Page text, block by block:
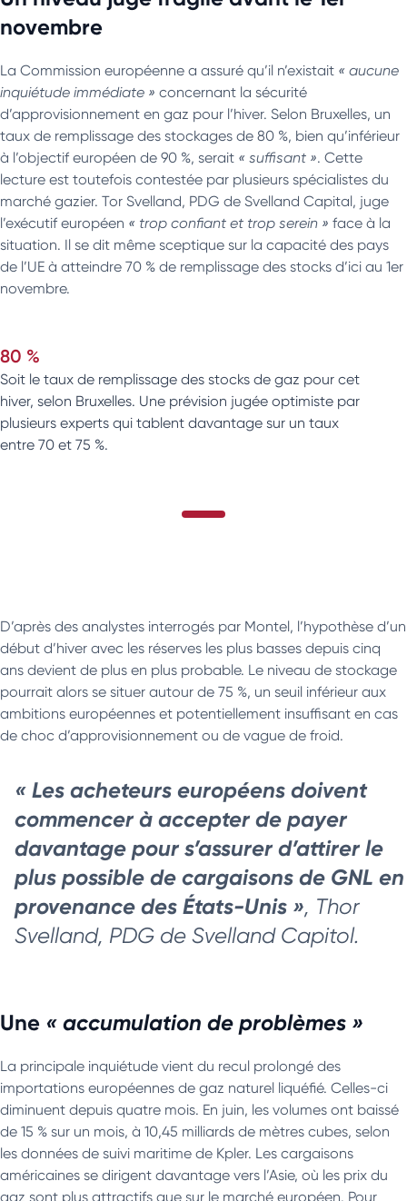
novembre
La Commission européenne a assuré qu’il n’existait « aucune
inquiétude immédiate » concernant la sécurité
d’approvisionnement en gaz pour l’hiver. Selon Bruxelles, un
taux de remplissage des stockages de 80 %, bien qu’inférieur
à l’objectif européen de 90 %, serait « suffisant ». Cette
lecture est toutefois contestée par plusieurs spécialistes du
marché gazier. Tor Svelland, PDG de Svelland Capital, juge
l’exécutif européen « trop confiant et trop serein » face à la
situation. Il se dit même sceptique sur la capacité des pays
de l’UE à atteindre 70 % de remplissage des stocks d’ici au 1er
novembre.
80 %
Soit le taux de remplissage des stocks de gaz pour cet
hiver, selon Bruxelles. Une prévision jugée optimiste par
plusieurs experts qui tablent davantage sur un taux
entre 70 et 75 %.
D’après des analystes interrogés par Montel, l’hypothèse d’un
début d’hiver avec les réserves les plus basses depuis cinq
ans devient de plus en plus probable. Le niveau de stockage
pourrait alors se situer autour de 75 %, un seuil inférieur aux
ambitions européennes et potentiellement insuffisant en cas
de choc d’approvisionnement ou de vague de froid.
« Les acheteurs européens doivent
commencer à accepter de payer
davantage pour s’assurer d’attirer le
plus possible de cargaisons de GNL en
provenance des États-Unis », Thor
Svelland, PDG de Svelland Capitol.
Une « accumulation de problèmes »
La principale inquiétude vient du recul prolongé des
importations européennes de gaz naturel liquéfié. Celles-ci
diminuent depuis quatre mois. En juin, les volumes ont baissé
de 15 % sur un mois, à 10,45 milliards de mètres cubes, selon
les données de suivi maritime de Kpler. Les cargaisons
américaines se dirigent davantage vers l’Asie, où les prix du
gaz sont plus attractifs que sur le marché européen. Pour